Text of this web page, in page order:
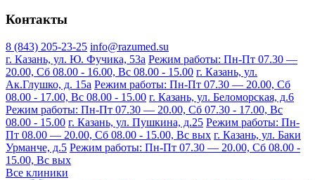
Контакты
8 (843) 205-23-25 info@razumed.su
г. Казань, ул. Ю. Фучика, 53а Режим работы: Пн-Пт 07.30 —
20.00, Сб 08.00 - 16.00, Вс 08.00 - 15.00 г. Казань, ул.
Ак.Глушко, д. 15а Режим работы: Пн-Пт 07.30 — 20.00, Сб
08.00 - 17.00, Вс 08.00 - 15.00 г. Казань, ул. Беломорская, д.6
Режим работы: Пн-Пт 07.30 — 20.00, Сб 07.30 - 17.00, Вс
08.00 - 15.00 г. Казань, ул. Пушкина, д.25 Режим работы: Пн-
Пт 08.00 — 20.00, Сб 08.00 - 15.00, Вс вых г. Казань, ул. Баки
Урманче, д.5 Режим работы: Пн-Пт 07.30 — 20.00, Сб 08.00 -
15.00, Вс вых
Все клиники